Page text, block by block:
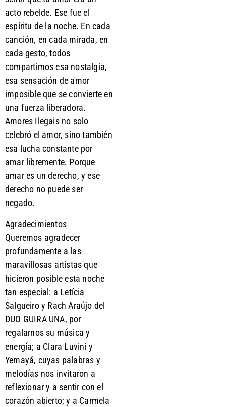
acto rebelde. Ese fue el
espíritu de la noche. En cada
canción, en cada mirada, en
cada gesto, todos
compartimos esa nostalgia,
esa sensación de amor
imposible que se convierte en
una fuerza liberadora.
Amores Ilegais no solo
celebró el amor, sino también
esa lucha constante por
amar libremente. Porque
amar es un derecho, y ese
derecho no puede ser
negado.
Agradecimientos
Queremos agradecer
profundamente a las
maravillosas artistas que
hicieron posible esta noche
tan especial: a Letícia
Salgueiro y Rach Araújo del
DUO GUIRA UNA, por
regalarnos su música y
energía; a Clara Luvini y
Yemayá, cuyas palabras y
melodías nos invitaron a
reflexionar y a sentir con el
corazón abierto; y a Carmela